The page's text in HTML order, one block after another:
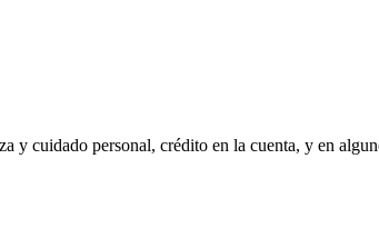
y cuidado personal, crédito en la cuenta, y en